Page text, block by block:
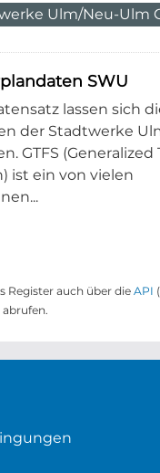
Ulm/Neu-Ulm
SWU
lassen sich
der Stadtwerke
GTFS (Generalized
ist ein von vielen
Register auch über die API
abrufen.